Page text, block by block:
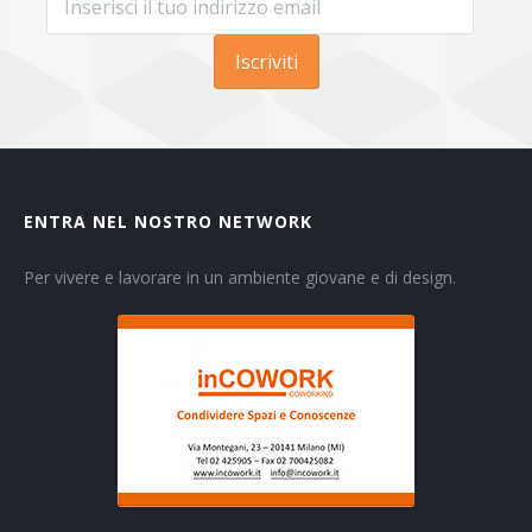
Iscriviti
ENTRA NEL NOSTRO NETWORK
Per vivere e lavorare in un ambiente giovane e di design.